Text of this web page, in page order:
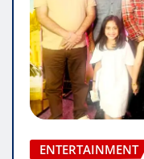
ENTERTAINMENT